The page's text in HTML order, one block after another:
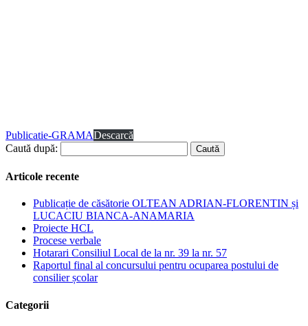
Publicatie-GRAMADescarcă
Caută după:
Articole recente
Publicație de căsătorie OLTEAN ADRIAN-FLORENTIN și
LUCACIU BIANCA-ANAMARIA
Proiecte HCL
Procese verbale
Hotarari Consiliul Local de la nr. 39 la nr. 57
Raportul final al concursului pentru ocuparea postului de
consilier școlar
Categorii